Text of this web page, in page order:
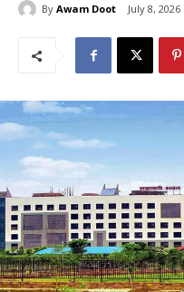
By Awam Doot July 8, 2026